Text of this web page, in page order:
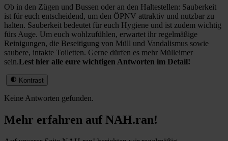
Ob in den Zügen und Bussen oder an den Haltestellen: Sauberkeit
ist für euch entscheidend, um den ÖPNV attraktiv und nutzbar zu
halten. Sauberkeit bedeutet für euch Hygiene und ist zudem wichtig
fürs Auge. Um euch wohlzufühlen, erwartet ihr regelmäßige
Reinigungen, die Beseitigung von Müll und Vandalismus sowie
saubere, intakte Toiletten. Gerne dürfen es mehr Mülleimer
sein.Lest hier alle eure wichtigen Antworten im Detail!
Kontrast
Keine Antworten gefunden.
Mehr erfahren auf NAH.ran!